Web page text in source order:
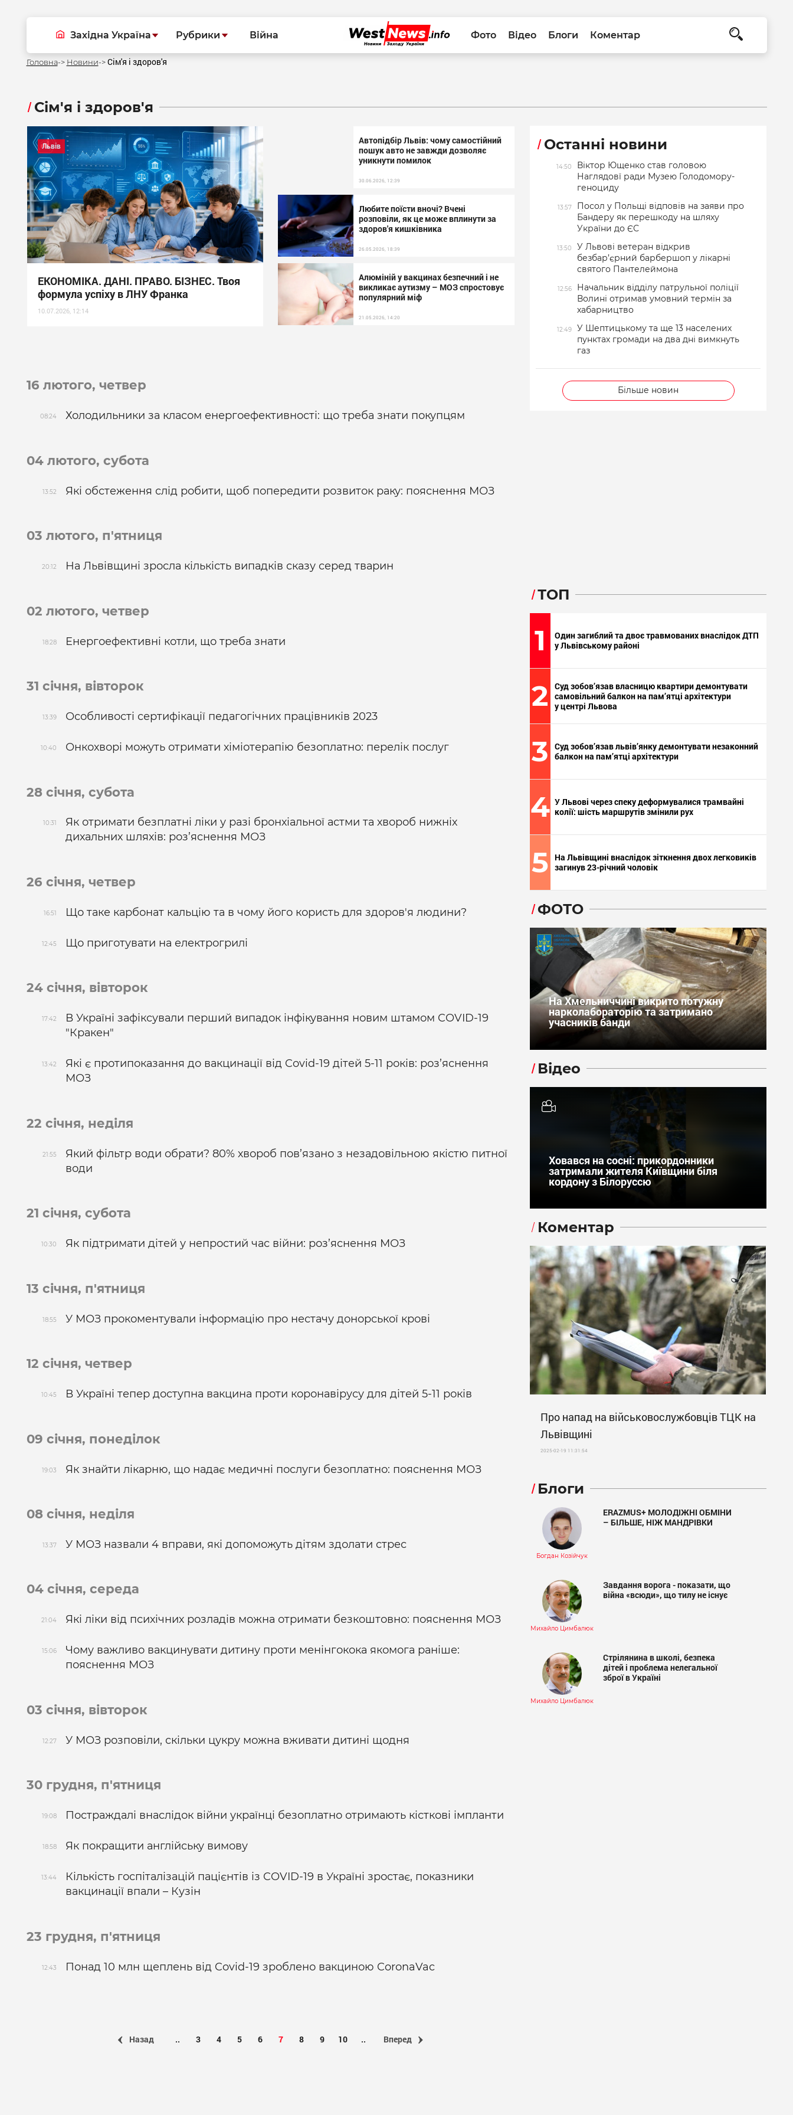
Західна Україна Рубрики Війна Фото Відео Блоги Коментар
Головна Новини Сім'я і здоров'я
Сім'я і здоров'я
Львів
ЕКОНОМІКА. ДАНІ. ПРАВО. БІЗНЕС. Твоя
формула успіху в ЛНУ Франка
10.07.2026, 12:14
Автопідбір Львів: чому самостійний
пошук авто не завжди дозволяє
уникнути помилок
30.06.2026, 12:39
Любите поїсти вночі? Вчені
розповіли, як це може вплинути за
здоров'я кишківника
26.05.2026, 18:39
Алюміній у вакцинах безпечний і не
викликає аутизму – МОЗ спростовує
популярний міф
21.05.2026, 14:20
16 лютого, четвер
08:24 Холодильники за класом енергоефективності: що треба знати покупцям
04 лютого, субота
13:52 Які обстеження слід робити, щоб попередити розвиток раку: пояснення МОЗ
03 лютого, п'ятниця
20:12 На Львівщині зросла кількість випадків сказу серед тварин
02 лютого, четвер
18:28 Енергоефективні котли, що треба знати
31 січня, вівторок
13:39 Особливості сертифікації педагогічних працівників 2023
10:40 Онкохворі можуть отримати хіміотерапію безоплатно: перелік послуг
28 січня, субота
10:31
Як отримати безплатні ліки у разі бронхіальної астми та хвороб нижніх
дихальних шляхів: роз’яснення МОЗ
26 січня, четвер
16:51 Що таке карбонат кальцію та в чому його користь для здоров'я людини?
12:45 Що приготувати на електрогрилі
24 січня, вівторок
17:42
В Україні зафіксували перший випадок інфікування новим штамом COVID-19
"Кракен"
13:42
Які є протипоказання до вакцинації від Covid-19 дітей 5-11 років: роз’яснення
МОЗ
22 січня, неділя
21:55
Який фільтр води обрати? 80% хвороб пов’язано з незадовільною якістю питної
води
21 січня, субота
10:30 Як підтримати дітей у непростий час війни: роз’яснення МОЗ
13 січня, п'ятниця
18:55 У МОЗ прокоментували інформацію про нестачу донорської крові
12 січня, четвер
10:45 В Україні тепер доступна вакцина проти коронавірусу для дітей 5-11 років
09 січня, понеділок
19:03 Як знайти лікарню, що надає медичні послуги безоплатно: пояснення МОЗ
08 січня, неділя
13:37 У МОЗ назвали 4 вправи, які допоможуть дітям здолати стрес
04 січня, середа
21:04 Які ліки від психічних розладів можна отримати безкоштовно: пояснення МОЗ
15:06
Чому важливо вакцинувати дитину проти менінгокока якомога раніше:
пояснення МОЗ
03 січня, вівторок
12:27 У МОЗ розповіли, скільки цукру можна вживати дитині щодня
30 грудня, п'ятниця
19:08 Постраждалі внаслідок війни українці безоплатно отримають кісткові імпланти
18:58 Як покращити англійську вимову
13:44
Кількість госпіталізацій пацієнтів із COVID-19 в Україні зростає, показники
вакцинації впали – Кузін
23 грудня, п'ятниця
12:43 Понад 10 млн щеплень від Covid-19 зроблено вакциною CoronaVac
Назад .. 3 4 5 6 7 8 9 10 .. Вперед
Останні новини
14:50
Віктор Ющенко став головою
Наглядовї ради Музею Голодомору-
геноциду
13:57
Посол у Польщі відповів на заяви про
Бандеру як перешкоду на шляху
України до ЄС
13:50
У Львові ветеран відкрив
безбар’єрний барбершоп у лікарні
святого Пантелеймона
12:56
Начальник відділу патрульної поліції
Волині отримав умовний термін за
хабарництво
12:49
У Шептицькому та ще 13 населених
пунктах громади на два дні вимкнуть
газ
Більше новин
ТОП
1
Один загиблий та двоє травмованих внаслідок ДТП
у Львівському районі
2
Суд зобов’язав власницю квартири демонтувати
самовільний балкон на пам’ятці архітектури
у центрі Львова
3
Суд зобов’язав львів’янку демонтувати незаконний
балкон на пам’ятці архітектури
4 У Львові через спеку деформувалися трамвайні
колії: шість маршрутів змінили рух
5
На Львівщині внаслідок зіткнення двох легковиків
загинув 23-річний чоловік
ФОТО
На Хмельниччині викрито потужну
нарколабораторію та затримано
учасників банди
Відео
Ховався на сосні: прикордонники
затримали жителя Київщини біля
кордону з Білоруссю
Коментар
Про напад на військовослужбовців ТЦК на
Львівщині
2025-02-19 11:31:54
Блоги
Богдан Козійчук
ERAZMUS+ МОЛОДІЖНІ ОБМІНИ
– БІЛЬШЕ, НІЖ МАНДРІВКИ
Михайло Цимбалюк
Завдання ворога - показати, що
війна «всюди», що тилу не існує
Михайло Цимбалюк
Стрілянина в школі, безпека
дітей і проблема нелегальної
зброї в Україні